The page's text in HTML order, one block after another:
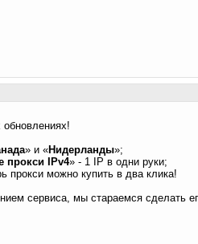
» и «Нидерланды»;
прокси IPv4» - 1 IP в одни руки;
прокси можно купить в два клика!
сервиса, мы стараемся сделать